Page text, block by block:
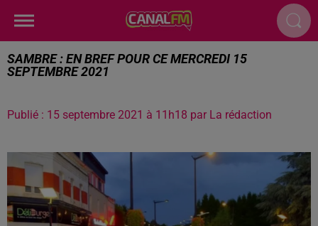
SAMBRE : EN BREF POUR CE MERCREDI 15
SEPTEMBRE 2021
Publié : 15 septembre 2021 à 11h18 par La rédaction